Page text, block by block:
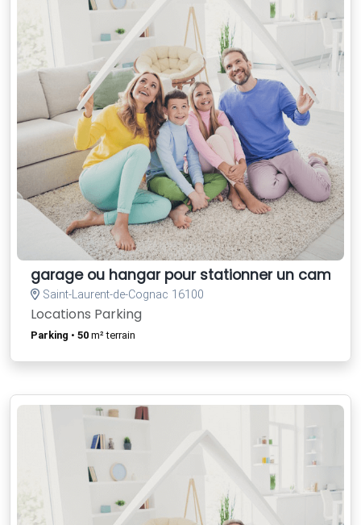
garage ou hangar pour stationner un
Saint-Laurent-de-Cognac 16100
Locations Parking
Parking • 50 m² terrain